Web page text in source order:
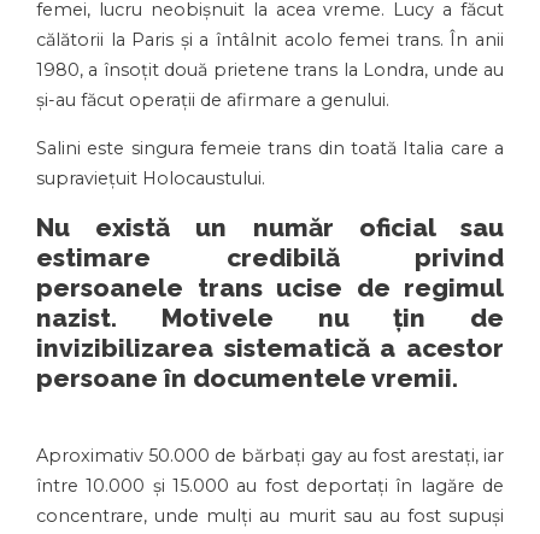
femei, lucru neobișnuit la acea vreme. Lucy a făcut
călătorii la Paris și a întâlnit acolo femei trans. În anii
1980, a însoțit două prietene trans la Londra, unde au
și-au făcut operații de afirmare a genului.
Salini este singura femeie trans din toată Italia care a
supraviețuit Holocaustului.
Nu există un număr oficial sau
estimare credibilă privind
persoanele trans ucise de regimul
nazist. Motivele nu țin de
invizibilizarea sistematică a acestor
persoane în documentele vremii.
Aproximativ 50.000 de bărbați gay au fost arestați, iar
între 10.000 și 15.000 au fost deportați în lagăre de
concentrare, unde mulți au murit sau au fost supuși